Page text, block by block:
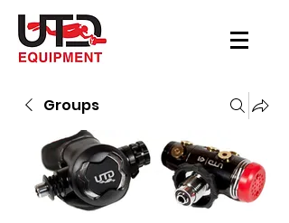
Groups